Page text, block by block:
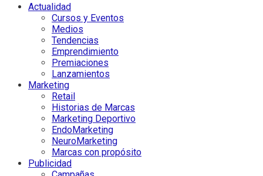
Actualidad
Cursos y Eventos
Medios
Tendencias
Emprendimiento
Premiaciones
Lanzamientos
Marketing
Retail
Historias de Marcas
Marketing Deportivo
EndoMarketing
NeuroMarketing
Marcas con propósito
Publicidad